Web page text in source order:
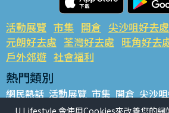
活動展覽 市集 開倉 尖沙咀好去處
元朗好去處 荃灣好去處 旺角好去
戶外郊遊 社會福利
熱門類別
網民熱話 活動展覽 市集 開倉 尖沙
銅鑼灣好去處 元朗好去處 荃灣好去處
U Lifestyle 會使用Cookies來改善您的網